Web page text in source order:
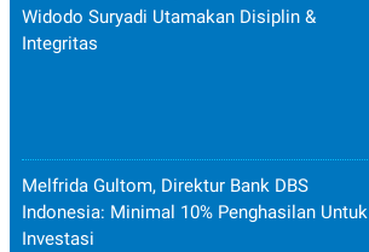
Widodo Suryadi Utamakan Disiplin &
Integritas
Melfrida Gultom, Direktur Bank DBS
Indonesia: Minimal 10% Penghasilan Untuk
Investasi